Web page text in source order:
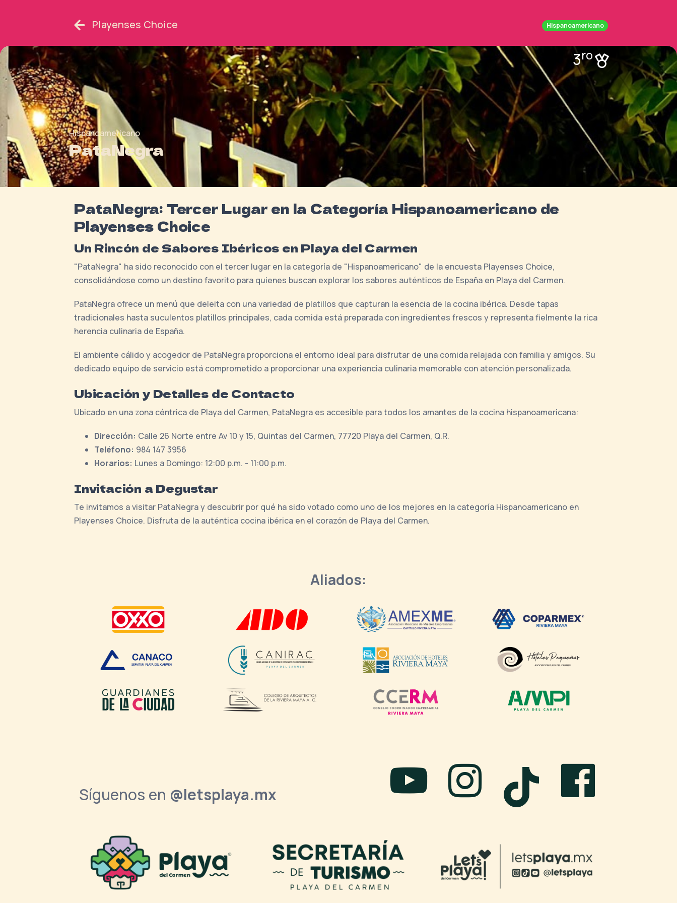
Playenses Choice Hispanoamericano
3ro
Hispanoamericano
PataNegra
PataNegra: Tercer Lugar en la Categoría Hispanoamericano de
Playenses Choice
Un Rincón de Sabores Ibéricos en Playa del Carmen
"PataNegra" ha sido reconocido con el tercer lugar en la categoría de "Hispanoamericano" de la encuesta Playenses Choice,
consolidándose como un destino favorito para quienes buscan explorar los sabores auténticos de España en Playa del Carmen.
PataNegra ofrece un menú que deleita con una variedad de platillos que capturan la esencia de la cocina ibérica. Desde tapas
tradicionales hasta suculentos platillos principales, cada comida está preparada con ingredientes frescos y representa fielmente la rica
herencia culinaria de España.
El ambiente cálido y acogedor de PataNegra proporciona el entorno ideal para disfrutar de una comida relajada con familia y amigos. Su
dedicado equipo de servicio está comprometido a proporcionar una experiencia culinaria memorable con atención personalizada.
Ubicación y Detalles de Contacto
Ubicado en una zona céntrica de Playa del Carmen, PataNegra es accesible para todos los amantes de la cocina hispanoamericana:
Dirección: Calle 26 Norte entre Av 10 y 15, Quintas del Carmen, 77720 Playa del Carmen, Q.R.
Teléfono: 984 147 3956
Horarios: Lunes a Domingo: 12:00 p.m. - 11:00 p.m.
Invitación a Degustar
Te invitamos a visitar PataNegra y descubrir por qué ha sido votado como uno de los mejores en la categoría Hispanoamericano en
Playenses Choice. Disfruta de la auténtica cocina ibérica en el corazón de Playa del Carmen.
Aliados:
Síguenos en @letsplaya.mx